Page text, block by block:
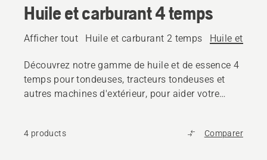
Huile et carburant 4 temps
Afficher tout Huile et carburant 2 temps Huile et
Découvrez notre gamme de huile et de essence 4
temps pour tondeuses, tracteurs tondeuses et
autres machines d'extérieur, pour aider votre
4 products Comparer